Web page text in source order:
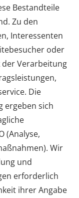
Bestandteile
Zu den
Interessenten
oder
Verarbeitung
Die
ergeben sich
(Analyse,
Wir
und
erforderlich
ihrer Angabe